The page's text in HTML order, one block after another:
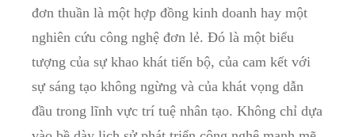
đơn thuần là một hợp đồng kinh doanh hay một
nghiên cứu công nghệ đơn lẻ. Đó là một biểu
tượng của sự khao khát tiến bộ, của cam kết với
sự sáng tạo không ngừng và của khát vọng dẫn
đầu trong lĩnh vực trí tuệ nhân tạo. Không chỉ dựa